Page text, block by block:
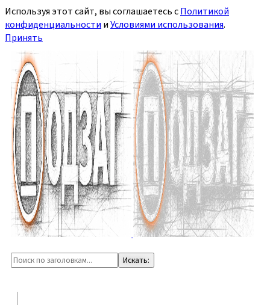
Используя этот сайт, вы соглашаетесь сПолитикой
конфиденциальности иУсловиями использования.
Принять